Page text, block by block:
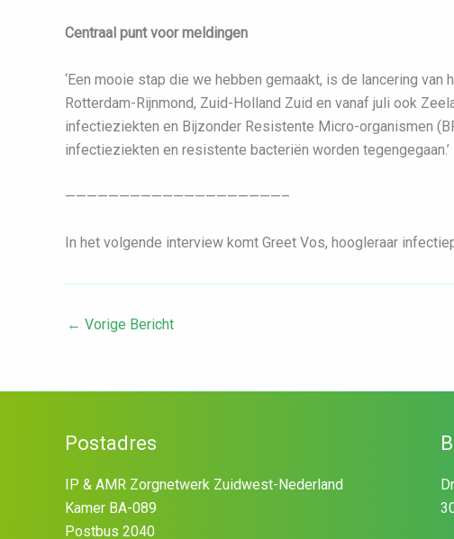
Centraal punt voor meldingen
‘Een mooie stap die we hebben gemaakt, is de lancering
Rotterdam-Rijnmond, Zuid-Holland Zuid en vanaf juli ook
infectieziekten en Bijzonder Resistente Micro-organismen
infectieziekten en resistente bacteriën worden tegengegaan.’
————————————————————–
In het volgende interview komt Greet Vos, hoogleraar
← Vorige Bericht
Postadres
IP & AMR Zorgnetwerk Zuidwest-Nederland
Kamer BA-089
Postbus 2040